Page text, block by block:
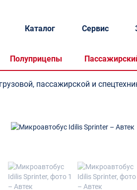
Каталог
Полуприцепы
Сервис
пассажирской и